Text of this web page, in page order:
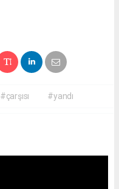
#çarşısı #yandı